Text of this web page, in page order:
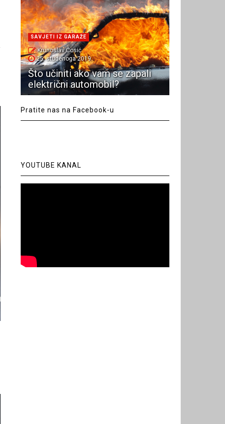
SAVJETI IZ GARAŽE
Krunoslav Ćosić
25. studenoga 2019.
Što učiniti ako vam se zapali
električni automobil?
Pratite nas na Facebook-u
YOUTUBE KANAL